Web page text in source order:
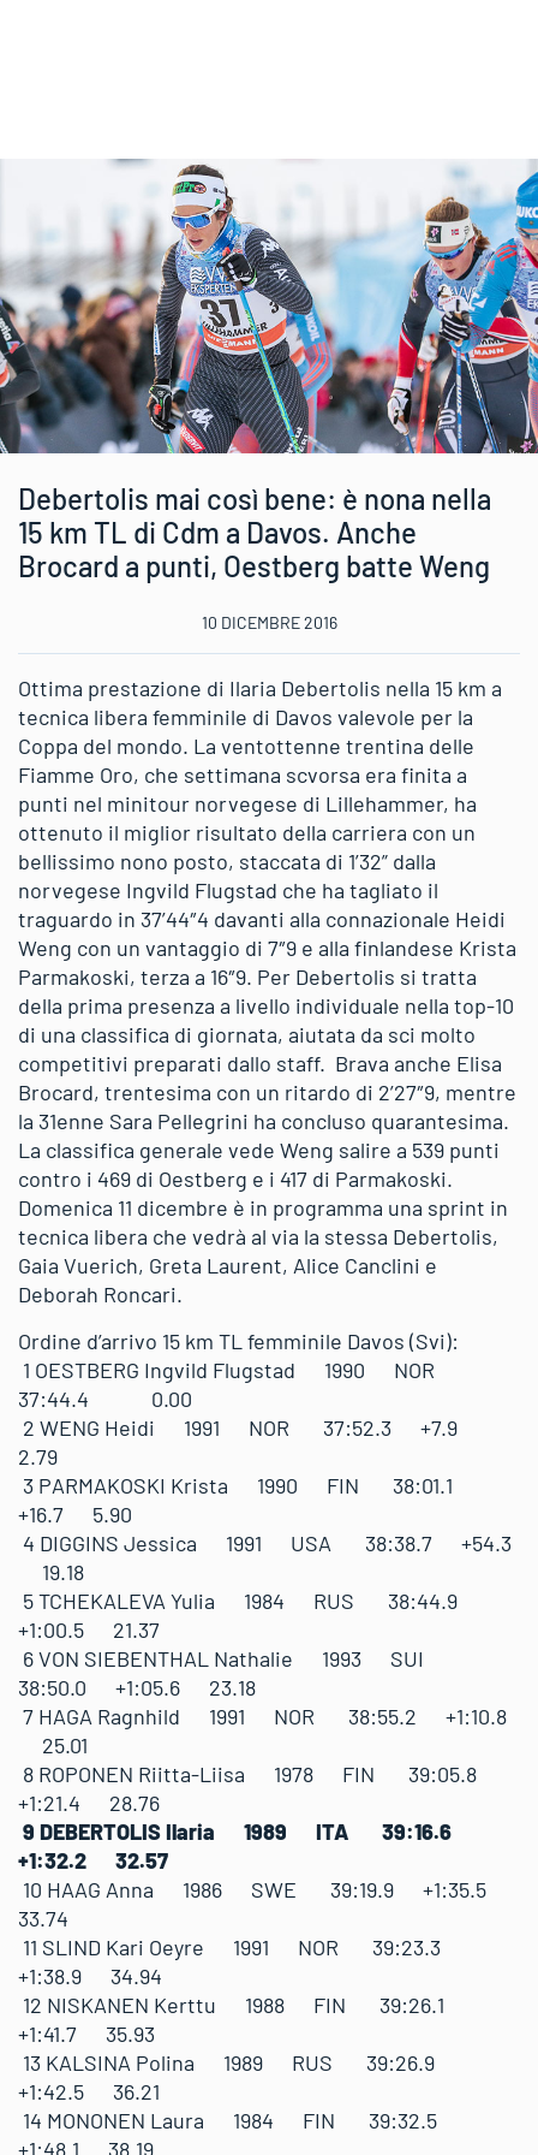
Debertolis mai così bene: è nona nella
15 km TL di Cdm a Davos. Anche
Brocard a punti, Oestberg batte Weng
10 DICEMBRE 2016
Ottima prestazione di Ilaria Debertolis nella 15 km a
tecnica libera femminile di Davos valevole per la
Coppa del mondo. La ventottenne trentina delle
Fiamme Oro, che settimana scvorsa era finita a
punti nel minitour norvegese di Lillehammer, ha
ottenuto il miglior risultato della carriera con un
bellissimo nono posto, staccata di 1’32” dalla
norvegese Ingvild Flugstad che ha tagliato il
traguardo in 37’44″4 davanti alla connazionale Heidi
Weng con un vantaggio di 7″9 e alla finlandese Krista
Parmakoski, terza a 16″9. Per Debertolis si tratta
della prima presenza a livello individuale nella top-10
di una classifica di giornata, aiutata da sci molto
competitivi preparati dallo staff. Brava anche Elisa
Brocard, trentesima con un ritardo di 2’27″9, mentre
la 31enne Sara Pellegrini ha concluso quarantesima.
La classifica generale vede Weng salire a 539 punti
contro i 469 di Oestberg e i 417 di Parmakoski.
Domenica 11 dicembre è in programma una sprint in
tecnica libera che vedrà al via la stessa Debertolis,
Gaia Vuerich, Greta Laurent, Alice Canclini e
Deborah Roncari.
Ordine d’arrivo 15 km TL femminile Davos (Svi):
1 OESTBERG Ingvild Flugstad 1990 NOR
37:44.4 0.00
2 WENG Heidi 1991 NOR 37:52.3 +7.9
2.79
3 PARMAKOSKI Krista 1990 FIN 38:01.1
+16.7 5.90
4 DIGGINS Jessica 1991 USA 38:38.7 +54.3
19.18
5 TCHEKALEVA Yulia 1984 RUS 38:44.9
+1:00.5 21.37
6 VON SIEBENTHAL Nathalie 1993 SUI
38:50.0 +1:05.6 23.18
7 HAGA Ragnhild 1991 NOR 38:55.2 +1:10.8
25.01
8 ROPONEN Riitta-Liisa 1978 FIN 39:05.8
+1:21.4 28.76
9 DEBERTOLIS Ilaria 1989 ITA 39:16.6
+1:32.2 32.57
10 HAAG Anna 1986 SWE 39:19.9 +1:35.5
33.74
11 SLIND Kari Oeyre 1991 NOR 39:23.3
+1:38.9 34.94
12 NISKANEN Kerttu 1988 FIN 39:26.1
+1:41.7 35.93
13 KALSINA Polina 1989 RUS 39:26.9
+1:42.5 36.21
14 MONONEN Laura 1984 FIN 39:32.5
+1:48.1 38.19